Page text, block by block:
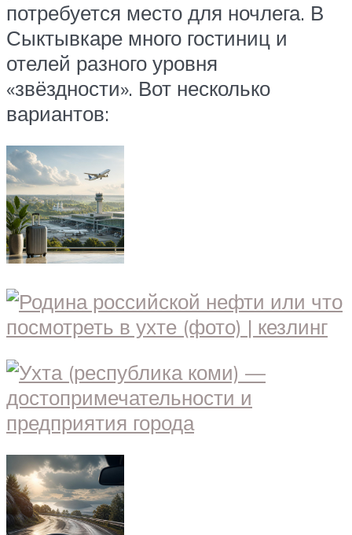
потребуется место для ночлега. В
Сыктывкаре много гостиниц и
отелей разного уровня
«звёздности». Вот несколько
вариантов: